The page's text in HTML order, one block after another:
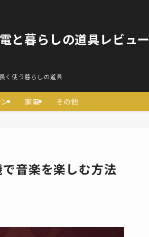
と暮らしの道具レビュー
く使う暮らしの道具
家電 その他
音楽を楽しむ方法